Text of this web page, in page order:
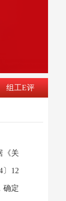
组工E评
《关
〕12
确定